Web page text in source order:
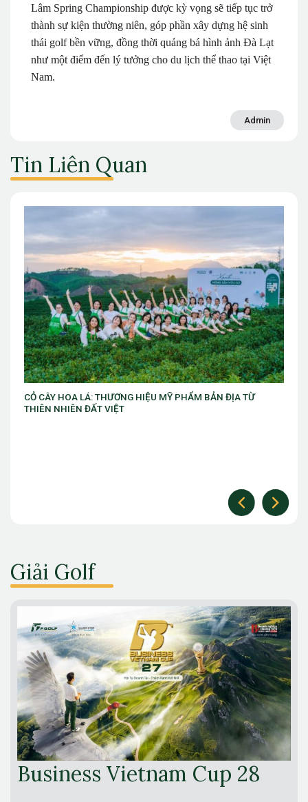
Lâm Spring Championship được kỳ vọng sẽ tiếp tục trở
thành sự kiện thường niên, góp phần xây dựng hệ sinh
thái golf bền vững, đồng thời quảng bá hình ảnh Đà Lạt
như một điểm đến lý tưởng cho du lịch thể thao tại Việt
Nam.
Admin
Tin Liên Quan
VIB ra mắt chương trình “VIB Swing – Mở khóa đặc quyền,
làm chủ thời cuộc” với ưu đãi Golf lên đến 10 triệu đồng
Giải Golf
Business Vietnam Cup 28